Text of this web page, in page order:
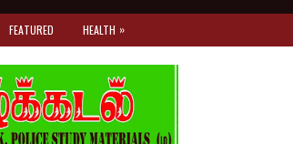
FEATURED HEALTH »